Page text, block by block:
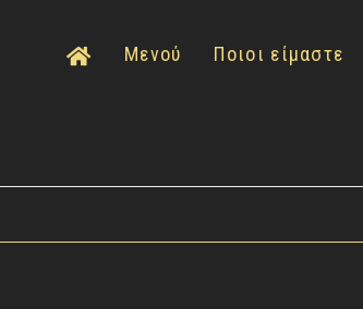
Μενού Ποιοι είμαστε